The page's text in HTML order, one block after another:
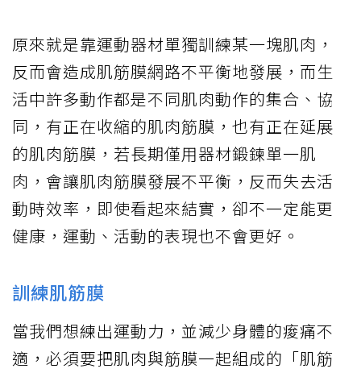
原來就是靠運動器材單獨訓練某一塊肌肉，
反而會造成肌筋膜網路不平衡地發展，而生
活中許多動作都是不同肌肉動作的集合、協
同，有正在收縮的肌肉筋膜，也有正在延展
的肌肉筋膜，若長期僅用器材鍛鍊單一肌
肉，會讓肌肉筋膜發展不平衡，反而失去活
動時效率，即使看起來結實，卻不一定能更
健康，運動、活動的表現也不會更好。
訓練肌筋膜
當我們想練出運動力，並減少身體的痠痛不
適，必須要把肌肉與筋膜一起組成的「肌筋